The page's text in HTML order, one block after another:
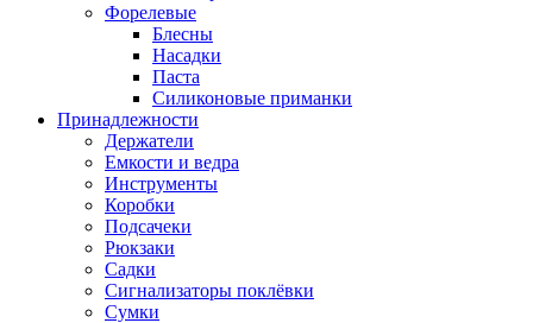
Форелевые
Блесны
Насадки
Паста
Силиконовые приманки
Принадлежности
Держатели
Емкости и ведра
Инструменты
Коробки
Подсачеки
Рюкзаки
Садки
Сигнализаторы поклёвки
Сумки